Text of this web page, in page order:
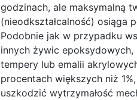
godzinach, ale maksymalną
(nieodkształcalność) osiąga
Podobnie jak w przypadku
innych żywic epoksydowych,
tempery lub emalii
procentach większych niż
uszkodzić wytrzymałość